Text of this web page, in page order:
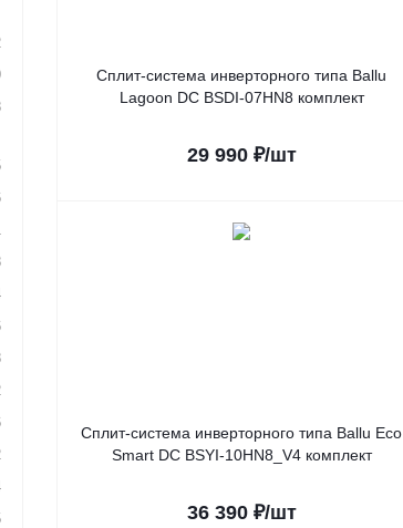
Сплит-система инверторного типа Ballu
Lagoon DC BSDI-07HN8 комплект
29 990₽/шт
Сплит-система инверторного типа Ballu Eco
Smart DC BSYI-10HN8_V4 комплект
36 390₽/шт